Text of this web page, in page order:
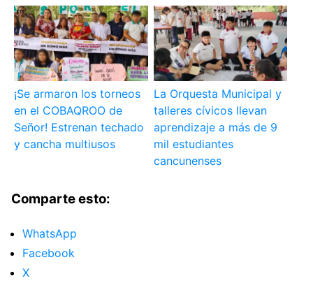
¡Se armaron los torneos
en el COBAQROO de
Señor! Estrenan techado
y cancha multiusos
La Orquesta Municipal y
talleres cívicos llevan
aprendizaje a más de 9
mil estudiantes
cancunenses
Comparte esto:
WhatsApp
Facebook
X